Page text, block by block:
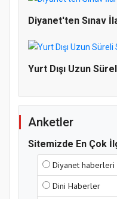
Diyanet'ten Sınav
Yurt Dışı Uzun
Anketler
Sitemizde En Çok
Diyanet haberleri
Dini Haberler